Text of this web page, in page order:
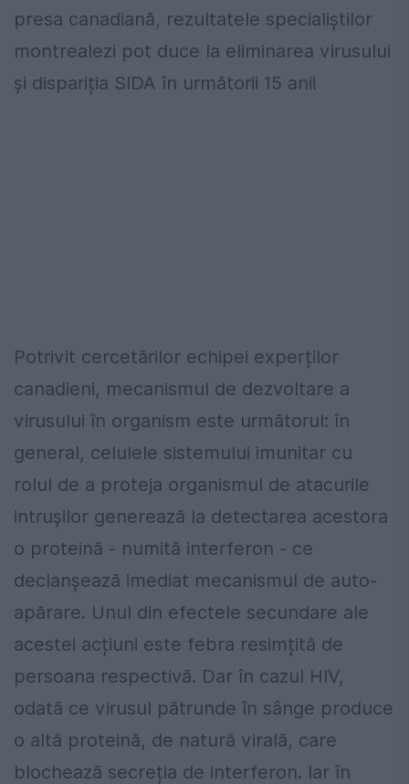
presa canadiană, rezultatele specialiștilor
montrealezi pot duce la eliminarea virusului
și dispariția SIDA în următorii 15 ani!
Potrivit cercetărilor echipei experților
canadieni, mecanismul de dezvoltare a
virusului în organism este următorul: în
general, celulele sistemului imunitar cu
rolul de a proteja organismul de atacurile
intrușilor generează la detectarea acestora
o proteină - numită interferon - ce
declanșează imediat mecanismul de auto-
apărare. Unul din efectele secundare ale
acestei acțiuni este febra resimțită de
persoana respectivă. Dar în cazul HIV,
odată ce virusul pătrunde în sânge produce
o altă proteină, de natură virală, care
blochează secreția de interferon. Iar în